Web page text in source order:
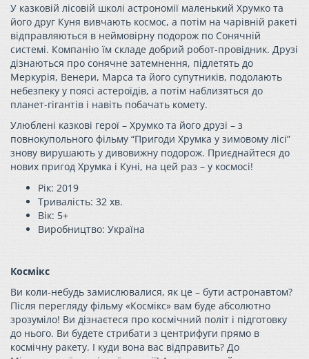
У казковій лісовій школі астрономії маленький Хрумко та
його друг Куня вивчають космос, а потім на чарівній ракеті
відправляються в неймовірну подорож по Сонячній
системі. Компанію їм складе добрий робот-провідник. Друзі
дізнаються про сонячне затемнення, підлетять до
Меркурія, Венери, Марса та його супутників, подолають
небезпеку у поясі астероїдів, а потім наблизяться до
планет-гігантів і навіть побачать комету.
Улюблені казкові герої – Хрумко та його друзі – з
повнокупольного фільму “Пригоди Хрумка у зимовому лісі”
знову вирушають у дивовижну подорож. Приєднайтеся до
нових пригод Хрумка і Куні, на цей раз – у космосі!
Рік: 2019
Тривалість: 32 хв.
Вік: 5+
Виробництво: Україна
Космікс
Ви коли-небудь замислювалися, як це – бути астронавтом?
Після перегляду фільму «Космікс» вам буде абсолютно
зрозуміло! Ви дізнаєтеся про космічний політ і підготовку
до нього. Ви будете стрибати з центрифуги прямо в
космічну ракету. І куди вона вас відправить? До